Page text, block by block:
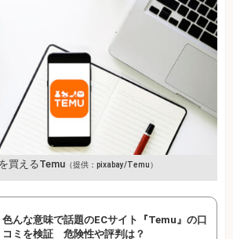
買えるTemu（提供：pixabay/Temu）
色んな意味で話題のECサイト『Temu』の口
コミを検証 危険性や評判は？